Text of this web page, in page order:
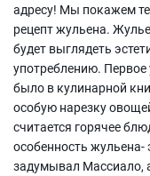
адресу! Мы покажем
рецепт жульена.
будет выглядеть
употреблению.
было в кулинарной
особую нарезку
считается горячее
особенность жульена-
задумывал Массиало,